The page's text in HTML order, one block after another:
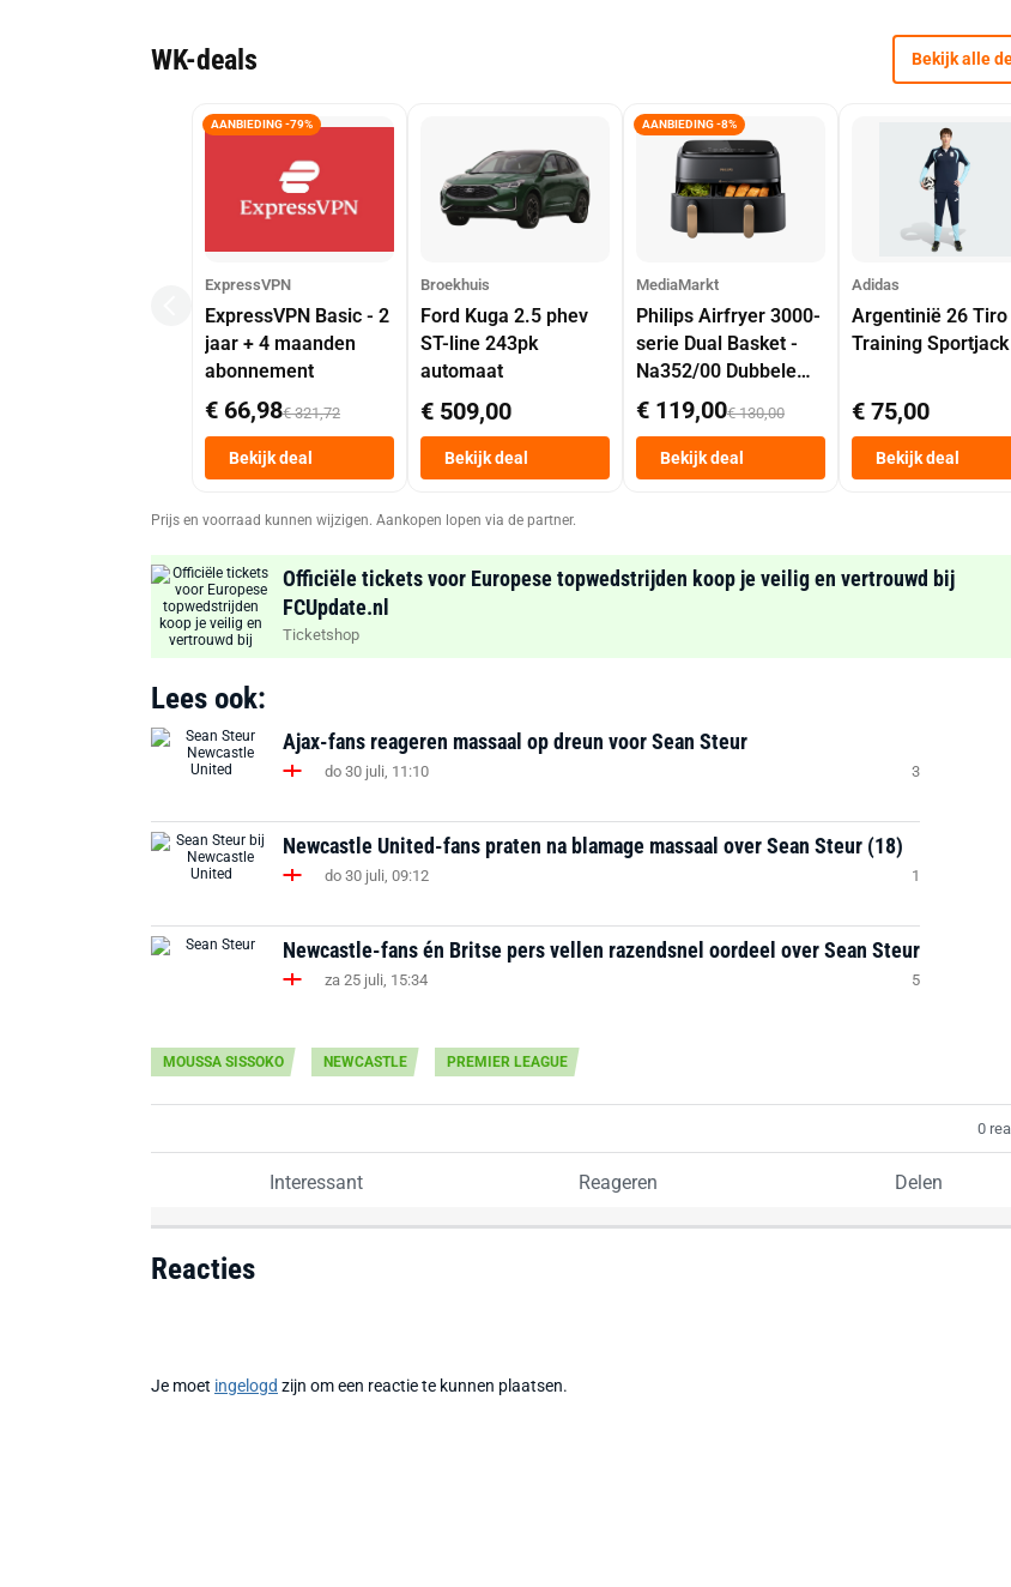
WK-deals Bekijk alle
AANBIEDING -79%
ExpressVPN
ExpressVPN Basic - 2
jaar + 4 maanden
abonnement
€ 66,98€ 321,72
Bekijk deal
Broekhuis
Ford Kuga 2.5 phev
ST-line 243pk
automaat
€ 509,00
Bekijk deal
AANBIEDING -8%
MediaMarkt
Philips Airfryer 3000-
serie Dual Basket -
Na352/00 Dubbele
Mand 9 L Tot 6
Personen
Heteluchtfriteuse
Zwart
€ 119,00€ 130,00
Bekijk deal
Adidas
Argentinië 26 Tiro
Training Sportjack
€ 75,00
Bekijk deal
Prijs en voorraad kunnen wijzigen. Aankopen lopen via de partner.
Officiële tickets voor Europese topwedstrijden koop je veilig en vertrouwd bij
FCUpdate.nl
Ticketshop
Lees ook:
Ajax-fans reageren massaal op dreun voor Sean Steur
do 30 juli, 11:10 3
Newcastle United-fans praten na blamage massaal over Sean Steur (18)
do 30 juli, 09:12 1
Newcastle-fans én Britse pers vellen razendsnel oordeel over Sean Steur
za 25 juli, 15:34 5
MOUSSA SISSOKO NEWCASTLE PREMIER LEAGUE
0
Interessant Reageren Delen
Reacties
Je moet ingelogd zijn om een reactie te kunnen plaatsen.